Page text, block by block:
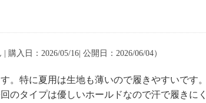
| 購入日：2026/05/16| 公開日：2026/06/04）
。特に夏用は生地も薄いので履きやすいです。
のタイプは優しいホールドなので汗で履きに